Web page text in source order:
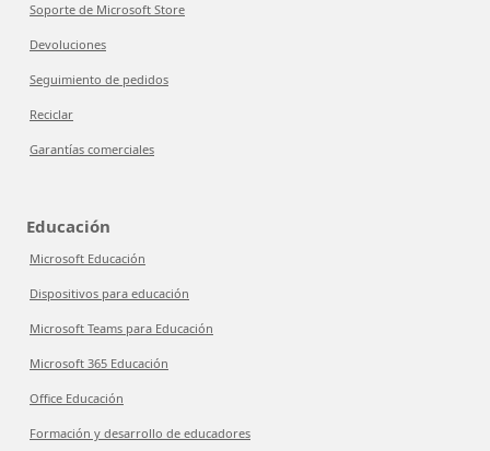
Soporte de Microsoft Store
Devoluciones
Seguimiento de pedidos
Reciclar
Garantías comerciales
Educación
Microsoft Educación
Dispositivos para educación
Microsoft Teams para Educación
Microsoft 365 Educación
Office Educación
Formación y desarrollo de educadores